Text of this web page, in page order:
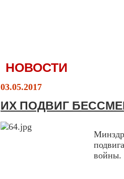
НОВОСТИ
03.05.2017
ИХ ПОДВИГ
войны.